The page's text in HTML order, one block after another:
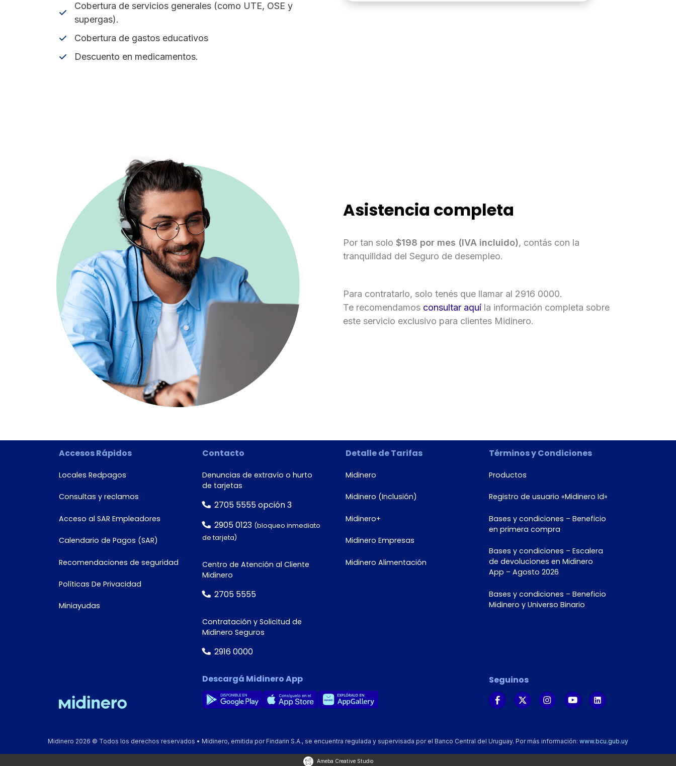
documento*
Cobertura de servicios generales (como UTE, OSE y
supergas).
Cobertura de gastos educativos
Descuento en medicamentos.
Asistencia completa
Por tan solo $198 por mes (IVA incluido), contás con la
tranquilidad del Seguro de desempleo.
Para contratarlo, solo tenés que llamar al 2916 0000.
Te recomendamos consultar aquí la información completa sobre
este servicio exclusivo para clientes Midinero.
Accesos Rápidos
Locales Redpagos
Consultas y reclamos
Acceso al SAR Empleadores
Calendario de Pagos (SAR)
Recomendaciones de seguridad
Políticas De Privacidad
Miniayudas
Contacto
Denuncias de extravío o hurto
de tarjetas
2705 5555 opción 3
2905 0123 (bloqueo inmediato
de tarjeta)
Centro de Atención al Cliente
Midinero
2705 5555
Contratación y Solicitud de
Midinero Seguros
2916 0000
Detalle de Tarifas
Midinero
Midinero (Inclusión)
Midinero+
Midinero Empresas
Midinero Alimentación
Términos y Condiciones
Productos
Registro de usuario «Midinero Id»
Bases y condiciones – Beneficio
en primera compra
Bases y condiciones – Escalera
de devoluciones en Midinero
App – Agosto 2026
Bases y condiciones – Beneficio
Midinero y Universo Binario
Descargá Midinero App Seguinos
Midinero 2026 © Todos los derechos reservados • Midinero, emitida por Findarin S.A., se encuentra regulada y supervisada por el Banco Central del Uruguay. Por más información: www.bcu.gub.uy
Ameba Creative Studio